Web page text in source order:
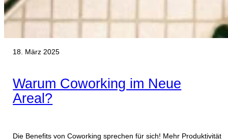
18. März 2025
Warum Coworking im Neue
Areal?
Die Benefits von Coworking sprechen für sich! Mehr Produktivität